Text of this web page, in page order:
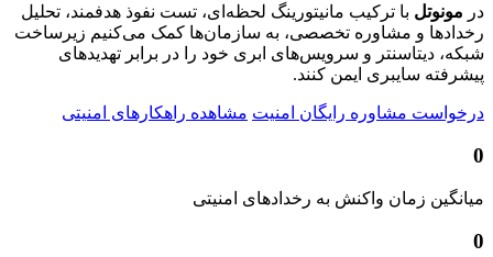
در مونوتل با ترکیب مانیتورینگ لحظه‌ای، تست نفوذ هدفمند، تحلیل
رخدادها و مشاوره تخصصی، به سازمان‌ها کمک می‌کنیم زیرساخت
شبکه، دیتاسنتر و سرویس‌های ابری خود را در برابر تهدیدهای
پیشرفته سایبری ایمن کنند.
درخواست مشاوره رایگان امنیت مشاهده راهکارهای امنیتی
0
میانگین زمان واکنش به رخدادهای امنیتی
0